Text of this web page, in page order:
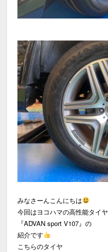
みなさーんこんにちは
今回はヨコハマの高性能タイヤ
『ADVAN sport V107』の
紹介です
こちらのタイヤ